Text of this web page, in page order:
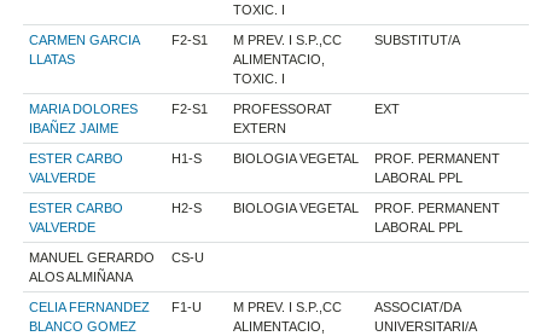
TOXIC. I
CARMEN GARCIA
LLATAS
F2-S1
M PREV. I S.P.,CC
ALIMENTACIO,
TOXIC. I
SUBSTITUT/A
MARIA DOLORES
IBAÑEZ JAIME
F2-S1
PROFESSORAT
EXTERN
EXT
ESTER CARBO
VALVERDE
H1-S BIOLOGIA VEGETAL
PROF. PERMANENT
LABORAL PPL
ESTER CARBO
VALVERDE
H2-S BIOLOGIA VEGETAL
PROF. PERMANENT
LABORAL PPL
MANUEL GERARDO
ALOS ALMIÑANA
CS-U
CELIA FERNANDEZ
BLANCO GOMEZ
F1-U
M PREV. I S.P.,CC
ALIMENTACIO,
ASSOCIAT/DA
UNIVERSITARI/A